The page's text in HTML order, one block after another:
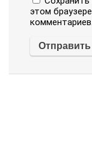
этом
комментариев.